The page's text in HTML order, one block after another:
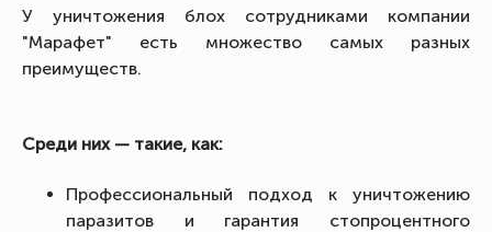
У уничтожения блох сотрудниками компании
"Марафет" есть множество самых разных
преимуществ.
Среди них — такие, как:
Профессиональный подход к уничтожению
паразитов и гарантия стопроцентного